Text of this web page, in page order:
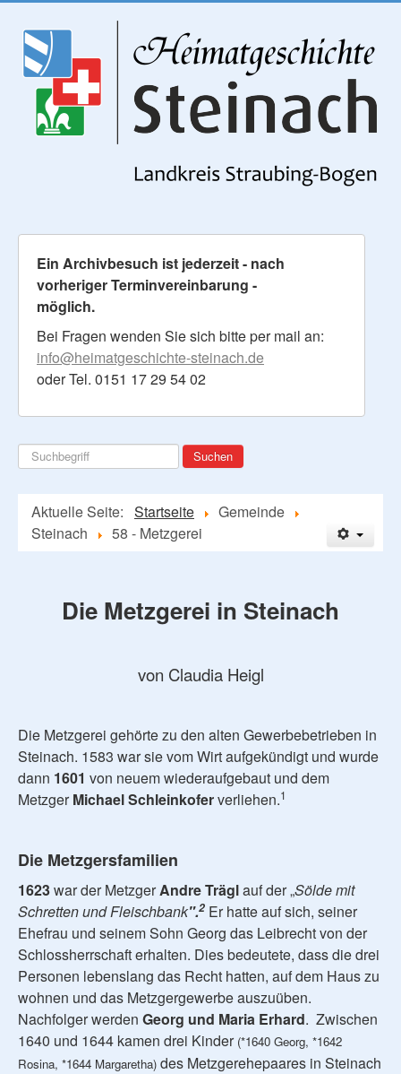
Ein Archivbesuch ist jederzeit - nach
vorheriger Terminvereinbarung -
möglich.
Bei Fragen wenden Sie sich bitte per mail an:
info@heimatgeschichte-steinach.de
oder Tel. 0151 17 29 54 02
Suchen
...
Suchen
Aktuelle Seite: Startseite
Gemeinde
Steinach
58 - Metzgerei
Die Metzgerei in Steinach
von Claudia Heigl
Die Metzgerei gehörte zu den alten Gewerbebetrieben in
Steinach. 1583 war sie vom Wirt aufgekündigt und wurde
dann 1601 von neuem wiederaufgebaut und dem
MetzgerMichael Schleinkoferverliehen.1
Die Metzgersfamilien
1623war der MetzgerAndre Träglauf der „Sölde mit
Schretten und Fleischbank".2 Er hatte auf sich, seiner
Ehefrau und seinem Sohn Georg das Leibrecht von der
Schlossherrschaft erhalten. Dies bedeutete, dass die drei
Personen lebenslang das Recht hatten, auf dem Haus zu
wohnen und das Metzgergewerbe auszuüben.
Nachfolger werden Georg und Maria Erhard. Zwischen
1640 und 1644 kamen drei Kinder (*1640 Georg, *1642
Rosina, *1644 Margaretha) des Metzgerehepaares in Steinach